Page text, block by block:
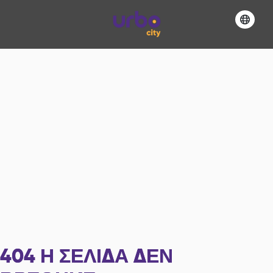
404 Η ΣΕΛΊΔΑ ΔΕΝ